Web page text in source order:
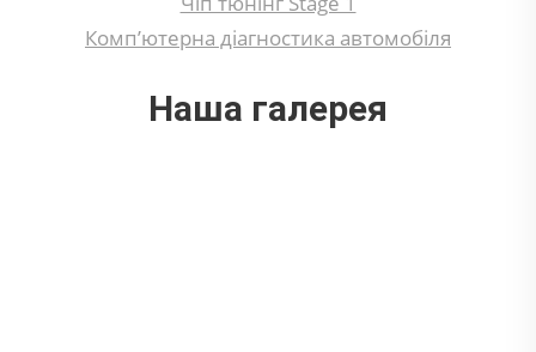
Комп’ютерна діагностика автомобіля
Наша галерея